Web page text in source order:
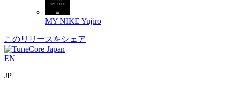
MY NIKE Yujiro
このリリースをシェア
EN
JP